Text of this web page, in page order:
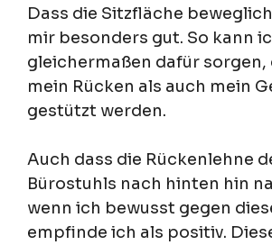
Dass die Sitzfläche
mir besonders gut. So kann
gleichermaßen dafür sorgen,
mein Rücken als auch mein
gestützt werden.
Auch dass die Rückenlehne
Bürostuhls nach hinten hin
wenn ich bewusst gegen
empfinde ich als positiv.